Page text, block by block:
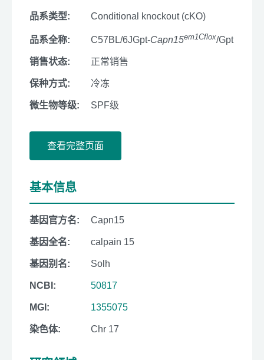
品系类型: Conditional knockout (cKO)
品系全称: C57BL/6JGpt-Capn15em1Cflox/Gpt
销售状态: 正常销售
保种方式: 冷冻
微生物等级: SPF级
查看完整页面
基本信息
基因官方名: Capn15
基因全名: calpain 15
基因别名: Solh
NCBI: 50817
MGI: 1355075
染色体: Chr 17